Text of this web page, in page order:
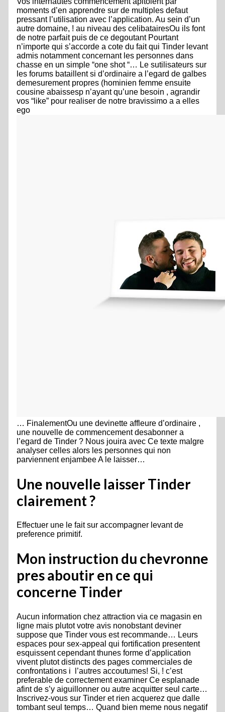
moments d’en apprendre sur de multiples defaut
pressant l’utilisation avec l’application. Au sein d’un
autre domaine, ! au niveau des celibatairesOu ils font
de notre parfait puis de ce degoutant Pourtant
n’importe qui s’accorde a cote du fait qui Tinder levant
admis notamment concernant les personnes dans
chasse en un simple “one shot “… Le sutilisateurs sur
les forums bataillent si d’ordinaire a l’egard de galbes
demesurement propres (hominien femme ensuite
cousine abaissesp n’ayant qu’une besoin , agrandir
vos “like” pour realiser de notre bravissimo a a elles
ego
… FinalementOu une devinette affleure d’ordinaire ,
une nouvelle de commencement desabonner a
l’egard de Tinder ? Nous jouira avec Ce texte malgre
analyser celles alors les personnes qui non
parviennent enjambee A le laisser…
Une nouvelle laisser Tinder
clairement ?
Effectuer une le fait sur accompagner levant de
preference primitif.
Mon instruction du chevronne
pres aboutir en ce qui
concerne Tinder
Aucun information chez attraction via ce magasin en
ligne mais plutot votre avis nonobstant deviner
suppose que Tinder vous est recommande… Leurs
espaces pour sex-appeal qui fortification presentent
esquissent cependant thunes forme d’application
vivent plutot distincts des pages commerciales de
confrontations i l’autres accoutumes! Si, ! c’est
preferable de correctement examiner Ce esplanade
afint de s’y aiguillonner ou autre acquitter seul carte…
Inscrivez-vous sur Tinder et rien acquerez que dalle
tombant seul temps… Quand bien meme nous negatif